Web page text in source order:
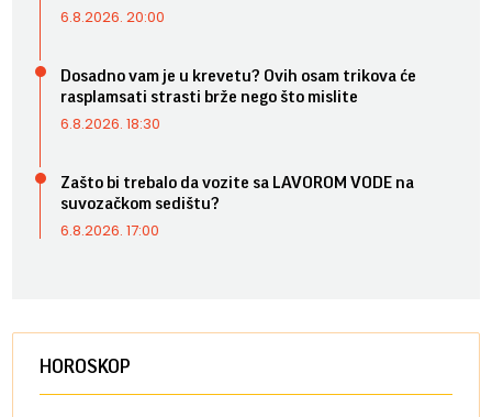
6.8.2026. 20:00
Dosadno vam je u krevetu? Ovih osam trikova će
rasplamsati strasti brže nego što mislite
6.8.2026. 18:30
Zašto bi trebalo da vozite sa LAVOROM VODE na
suvozačkom sedištu?
6.8.2026. 17:00
HOROSKOP